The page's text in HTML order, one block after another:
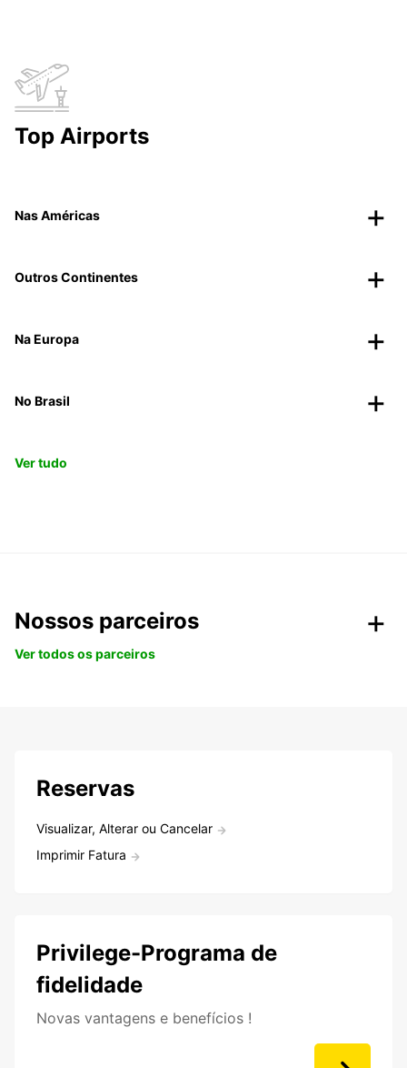
Top Airports
Nas Américas
Outros Continentes
Na Europa
No Brasil
Ver tudo
Nossos parceiros
Ver todos os parceiros
Reservas
Visualizar, Alterar ou Cancelar
Imprimir Fatura
Privilege-Programa de
fidelidade
Novas vantagens e benefícios !